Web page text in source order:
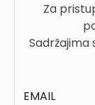
Za
Sadržajima
EMAIL